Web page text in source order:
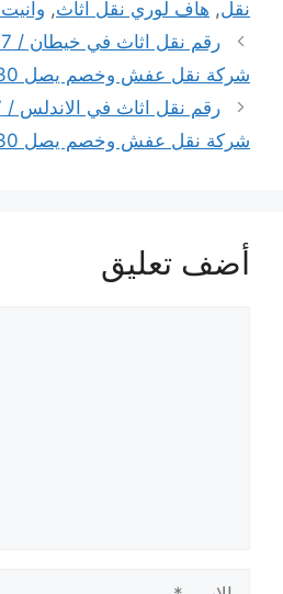
نقل, هاف لوري نقل اثاث,
شركة نقل عفش وخصم يصل 30%
شركة نقل عفش وخصم يصل 30%
أضف تعليق
الاسم